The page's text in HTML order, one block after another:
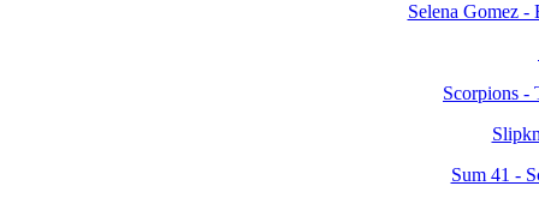
Selena Gomez -
Scorpions -
Sum 41 -